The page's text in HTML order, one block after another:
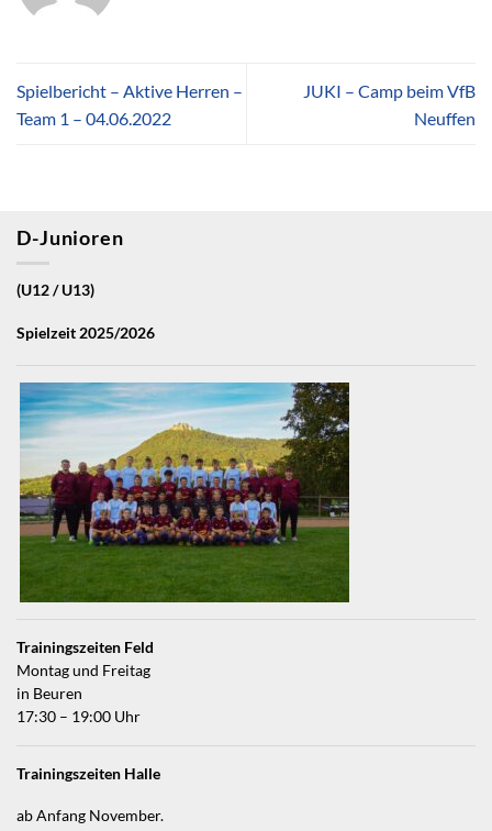
Spielbericht – Aktive Herren –
Team 1 – 04.06.2022
JUKI – Camp beim VfB
Neuffen
D-Junioren
(U12 / U13)
Spielzeit 2025/2026
Trainingszeiten Feld
Montag und Freitag
in Beuren
17:30 – 19:00 Uhr
Trainingszeiten Halle
ab Anfang November.